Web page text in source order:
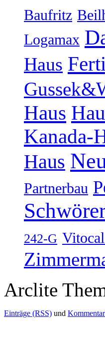
Baufritz
Logamax
Haus
Haus
Kanada-
Haus
Partnerbau
242-G
Arclite
Einträge (RSS) und